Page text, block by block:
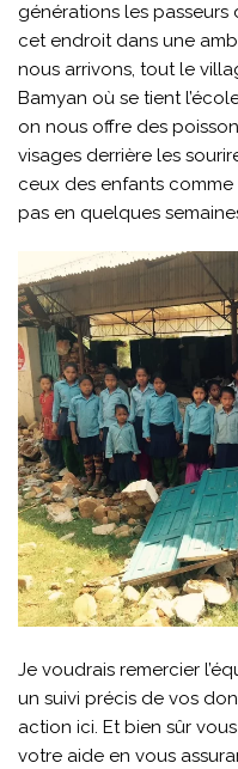
générations les passeurs
cet endroit dans une
nous arrivons, tout le
Bamyan où se tient
on nous offre des
visages derrière les
ceux des enfants comme
pas en quelques
Je voudrais remercier
un suivi précis de vos
action ici. Et bien sûr
votre aide en vous